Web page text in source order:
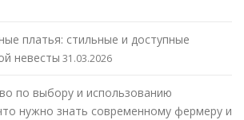
платья: стильные и доступные
невесты 31.03.2026
по выбору и использованию
нужно знать современному фермеру и